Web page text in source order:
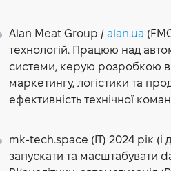
Alan Meat Group /alan.ua
технологій. Працюю над
системи, керую розробкою
маркетингу, логістики та
ефективність технічної
mk-tech.space (IT) 2024 рік
запускати та масштабувати